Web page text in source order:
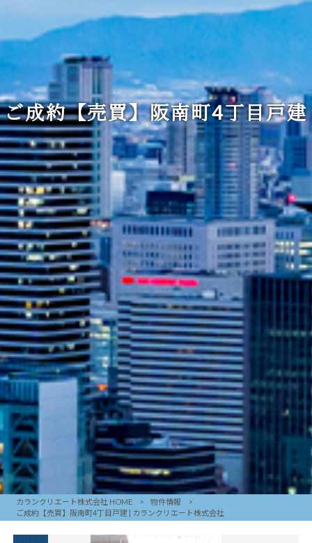
ご成約【売買】阪南町4丁目戸建
カランクリエート株式会社 HOME > 物件情報
>
ご成約【売買】阪南町4丁目戸建 | カランクリエート株式会社